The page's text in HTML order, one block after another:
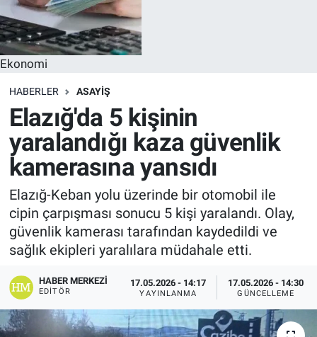
Ekonomi
HABERLER ASAYIŞ
Elazığ'da 5 kişinin
yaralandığı kaza güvenlik
kamerasına yansıdı
Elazığ-Keban yolu üzerinde bir otomobil ile
cipin çarpışması sonucu 5 kişi yaralandı. Olay,
güvenlik kamerası tarafından kaydedildi ve
sağlık ekipleri yaralılara müdahale etti.
HABER MERKEZI
EDITÖR
17.05.2026 - 14:17
YAYINLANMA
17.05.2026 - 14:30
GÜNCELLEME